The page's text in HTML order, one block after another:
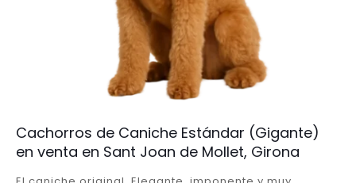
Cachorros de Caniche Estándar (Gigante)
en venta en Sant Joan de Mollet, Girona